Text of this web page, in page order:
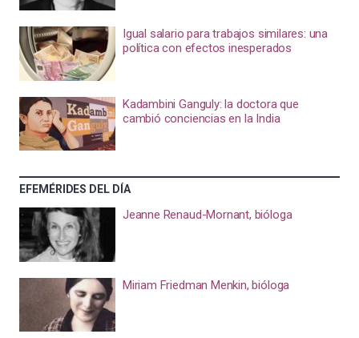
Igual salario para trabajos similares: una
política con efectos inesperados
Kadambini Ganguly: la doctora que
cambió conciencias en la India
EFEMÉRIDES DEL DÍA
Jeanne Renaud-Mornant, bióloga
Miriam Friedman Menkin, bióloga